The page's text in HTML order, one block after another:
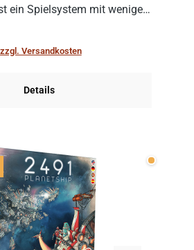
ein Spielsystem mit wenigen,
Um es zu spielen, muss es
Themenset ergänzt werden.
Versandkosten
Details
Wenige